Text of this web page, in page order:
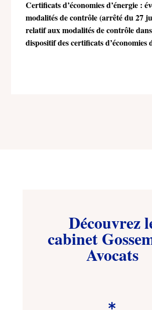
Certificats d’économies d’énergie :
modalités de contrôle (arrêté du 27
relatif aux modalités de contrôle
dispositif des certificats d’économies
Découvrez
cabinet
Avocats
